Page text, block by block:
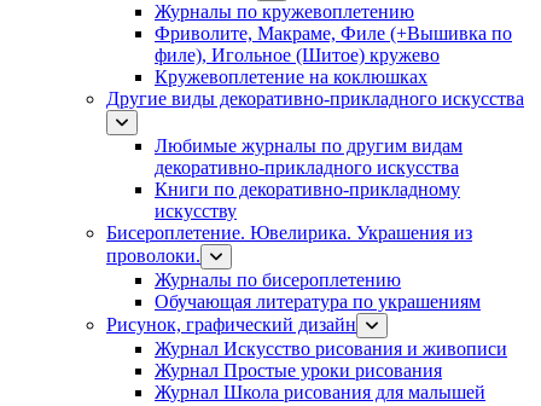
Журналы по кружевоплетению
Фриволите, Макраме, Филе (+Вышивка по
филе), Игольное (Шитое) кружево
Кружевоплетение на коклюшках
Другие виды декоративно-прикладного искусства
Любимые журналы по другим видам
декоративно-прикладного искусства
Книги по декоративно-прикладному
искусству
Бисероплетение. Ювелирика. Украшения из
проволоки.
Журналы по бисероплетению
Обучающая литература по украшениям
Рисунок, графический дизайн
Журнал Искусство рисования и живописи
Журнал Простые уроки рисования
Журнал Школа рисования для малышей